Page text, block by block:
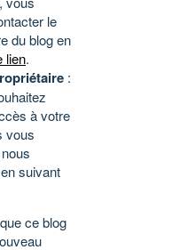
le
du blog en
lien.
:
à votre
vous
suivant
ce blog